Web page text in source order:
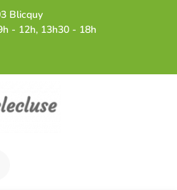
Blicquy
- 12h, 13h30 - 18h